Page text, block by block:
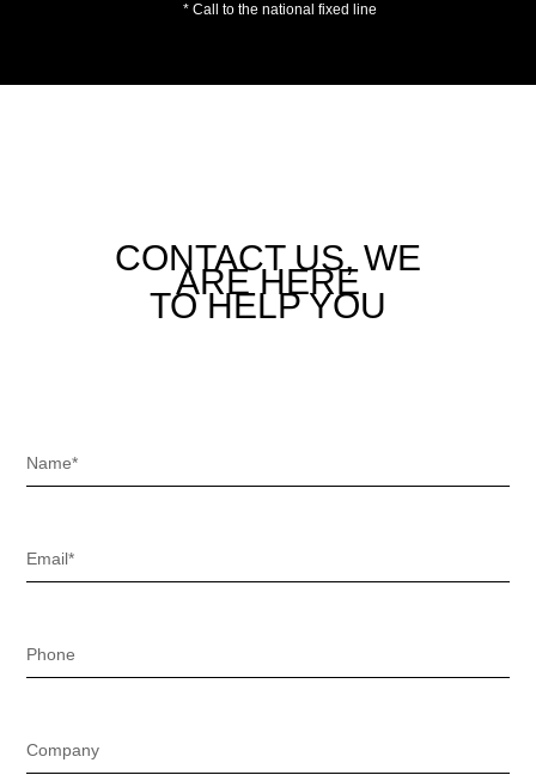
* Call to the national fixed line
CONTACT US, WE
ARE HERE
TO HELP YOU